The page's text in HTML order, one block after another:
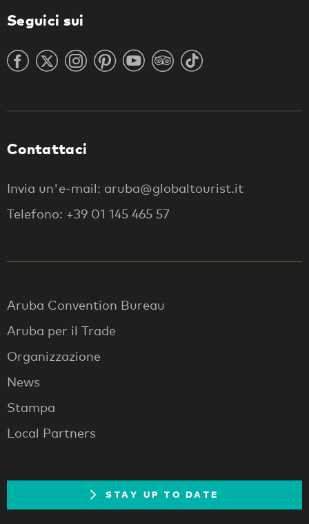
Seguici sui
Contattaci
Invia un'e-mail: aruba@globaltourist.it
Telefono: +39 01 145 465 57
Aruba Convention Bureau
Aruba per il Trade
Organizzazione
News
Stampa
Local Partners
STAY UP TO DATE